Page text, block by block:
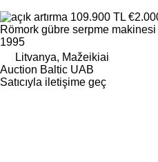
109.900 TL
Römork gübre serpme makinesi
1995
Litvanya, Mažeikiai
Auction Baltic UAB
Satıcıyla iletişime geç